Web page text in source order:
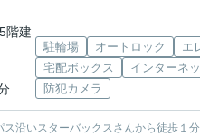
階建
駐輪場 オートロック
エ
宅配ボックス
インターネ
防犯カメラ
沿いスターバックスさんから徒歩１